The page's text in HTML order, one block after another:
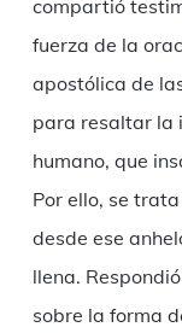
compartió
fuerza de la
apostólica de
para resaltar la
humano, que
Por ello, se
desde ese
llena.
sobre la forma